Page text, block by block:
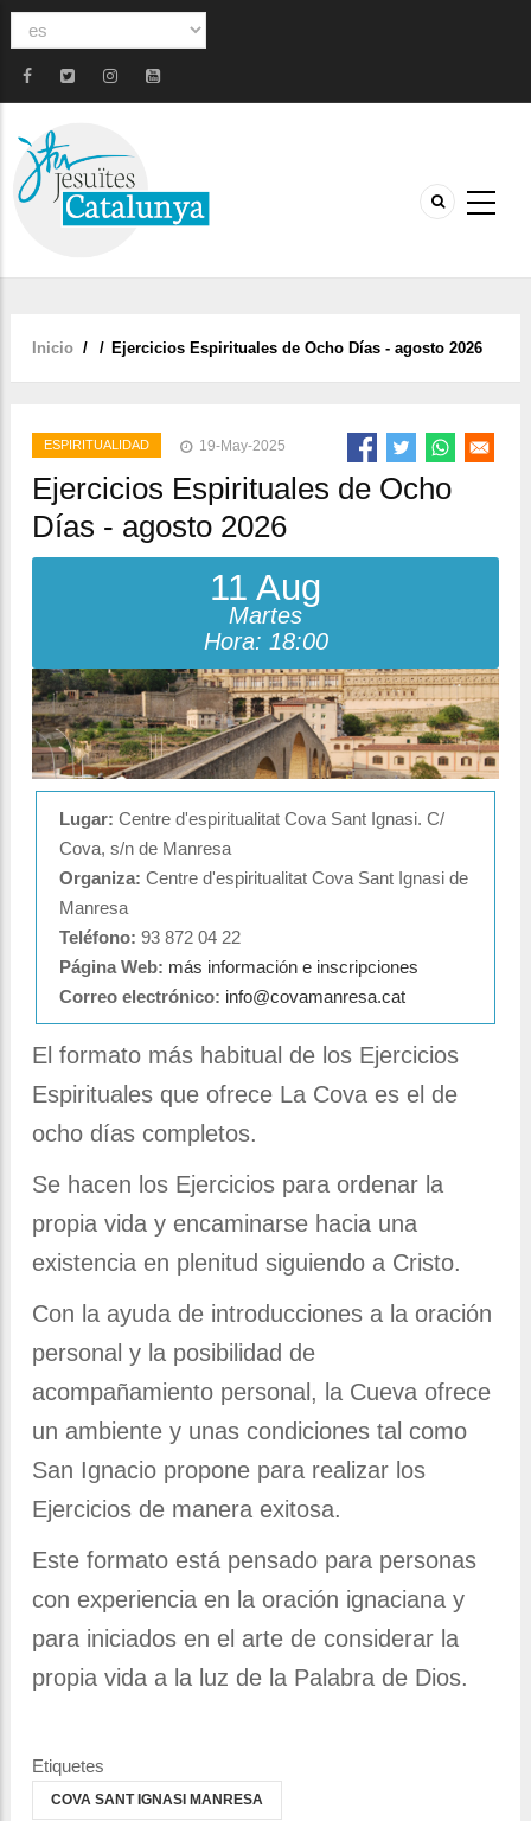
Select
language
Sobrescribir
de
ayuda
a
la
navegación
Inicio / / Ejercicios Espirituales de Ocho Días - agosto 2026
ESPIRITUALIDAD 19-May-2025
Ejercicios Espirituales de Ocho
Días - agosto 2026
11 Aug
Martes
Hora: 18:00
Lugar: Centre d'espiritualitat Cova Sant Ignasi. C/
Cova, s/n de Manresa
Organiza: Centre d'espiritualitat Cova Sant Ignasi de
Manresa
Teléfono: 93 872 04 22
Página Web: más información e inscripciones
Correo electrónico: info@covamanresa.cat
El formato más habitual de los Ejercicios
Espirituales que ofrece La Cova es el de
ocho días completos.
Se hacen los Ejercicios para ordenar la
propia vida y encaminarse hacia una
existencia en plenitud siguiendo a Cristo.
Con la ayuda de introducciones a la oración
personal y la posibilidad de
acompañamiento personal, la Cueva ofrece
un ambiente y unas condiciones tal como
San Ignacio propone para realizar los
Ejercicios de manera exitosa.
Este formato está pensado para personas
con experiencia en la oración ignaciana y
para iniciados en el arte de considerar la
propia vida a la luz de la Palabra de Dios.
Etiquetes
COVA SANT IGNASI MANRESA